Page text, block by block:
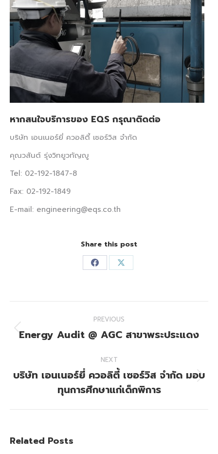
หากสนใจบริการของ EQS กรุณาติดต่อ
บริษัท เอนเนอร์ยี่ ควอลิตี้ เซอร์วิส จำกัด
คุณวสันต์ รุ่งวิทยูวทัญญู
Tel: 02-192-1847-8
Fax: 02-192-1849
E-mail: engineering@eqs.co.th
Share this post
Share
Facebook
Share
X
navigation
PREVIOUS
Previous
Energy Audit @ AGC สาขาพระประแดง
NEXT
Next
post:
บริษัท เอนเนอร์ยี่ ควอลิตี้ เซอร์วิส จำกัด มอบ
ทุนการศึกษาแก่เด็กพิการ
Related Posts